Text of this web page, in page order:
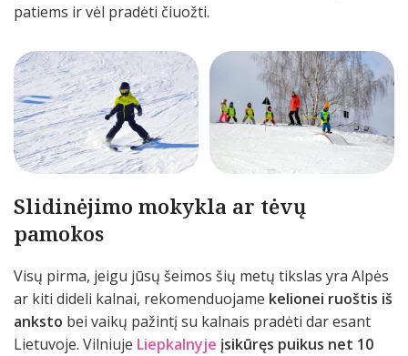
patiems ir vėl pradėti čiuožti.
Slidinėjimo mokykla ar tėvų
pamokos
Visų pirma, jeigu jūsų šeimos šių metų tikslas yra Alpės
ar kiti dideli kalnai, rekomenduojame kelionei ruoštis iš
anksto bei vaikų pažintį su kalnais pradėti dar esant
Lietuvoje. Vilniuje Liepkalnyje įsikūręs puikus net 10